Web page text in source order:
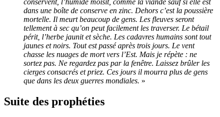
conservent, l’humide moisit, comme la viande sauf si elle est
dans une boîte de conserve en zinc. Dehors c’est la poussière
mortelle. Il meurt beaucoup de gens. Les fleuves seront
tellement à sec qu’on peut facilement les traverser. Le bétail
périt, l’herbe jaunit et sèche. Les cadavres humains sont tout
jaunes et noirs. Tout est passé après trois jours. Le vent
chasse les nuages de mort vers l’Est. Mais je répète : ne
sortez pas. Ne regardez pas par la fenêtre. Laissez brûler les
cierges consacrés et priez. Ces jours il mourra plus de gens
que dans les deux guerres mondiales. »
Suite des prophéties